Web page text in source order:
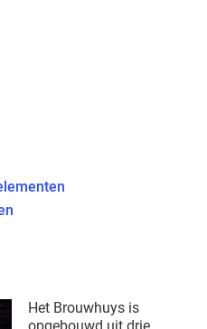
Het Brouwhuys is